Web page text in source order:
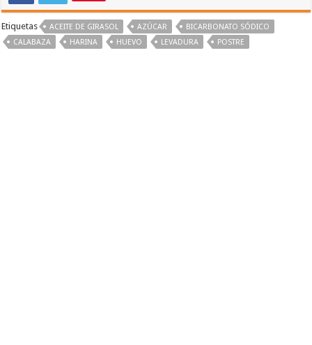
Etiquetas ACEITE DE GIRASOL AZÚCAR
BICARBONATO SÓDICO
CALABAZA
HARINA HUEVO LEVADURA POSTRE